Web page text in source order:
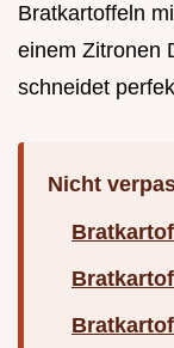
Bratkartoffeln
einem Zitronen
schneidet
Nicht